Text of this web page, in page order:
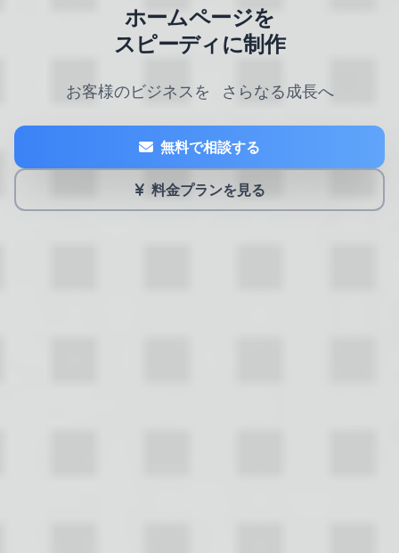
ホームページを
スピーディに制作
お客様のビジネスを さらなる成長へ
無料で相談する
料金プランを見る